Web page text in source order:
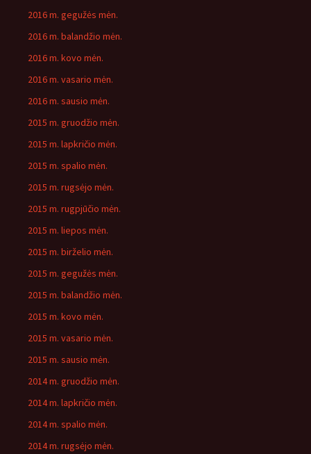
2016 m. gegužės mėn.
2016 m. balandžio mėn.
2016 m. kovo mėn.
2016 m. vasario mėn.
2016 m. sausio mėn.
2015 m. gruodžio mėn.
2015 m. lapkričio mėn.
2015 m. spalio mėn.
2015 m. rugsėjo mėn.
2015 m. rugpjūčio mėn.
2015 m. liepos mėn.
2015 m. birželio mėn.
2015 m. gegužės mėn.
2015 m. balandžio mėn.
2015 m. kovo mėn.
2015 m. vasario mėn.
2015 m. sausio mėn.
2014 m. gruodžio mėn.
2014 m. lapkričio mėn.
2014 m. spalio mėn.
2014 m. rugsėjo mėn.